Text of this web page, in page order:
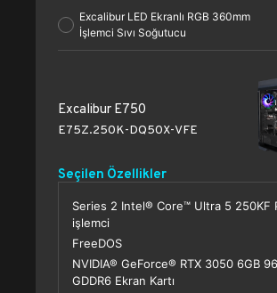
Excalibur LED Ekranlı RGB 360mm
İşlemci Sıvı Soğutucu
Excalibur E750
E75Z.250K-DQ50X-VFE
Seçilen Özellikler
Series 2 Intel® Core™ Ultra 5 250KF
işlemci
FreeDOS
NVIDIA® GeForce® RTX 3050 6GB
GDDR6 Ekran Kartı